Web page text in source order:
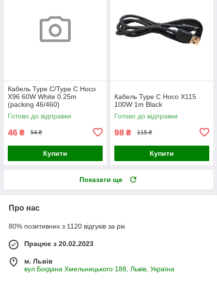
Кабель Type C/Type C Hoco
X96 60W White 0.25m
(packing 46/460)
Готово до відправки
46 ₴ 54 ₴
Купити
Кабель Type C Hoco X115
100W 1m Black
Готово до відправки
98 ₴ 115 ₴
Купити
Показати ще
Про нас
80% позитивних з 1120 відгуків за рік
Працює з 20.02.2023
м. Львів
вул.Богдана Хмельницького 188, Львів, Україна